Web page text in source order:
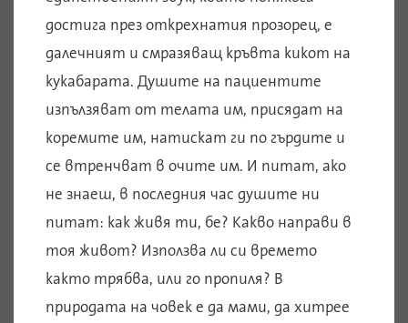
достига през открехнатия прозорец, е
далечният и смразяващ кръвта кикот на
кукабарата. Душите на пациентите
изпълзяват от телата им, присядат на
коремите им, натискат ги по гърдите и
се втренчват в очите им. И питат, ако
не знаеш, в последния час душите ни
питат: как живя ти, бе? Какво направи в
тоя живот? Използва ли си времето
както трябва, или го пропиля? В
природата на човек е да мами, да хитрее